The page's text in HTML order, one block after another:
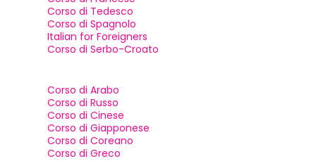
Corso di Tedesco
Corso di Spagnolo
Italian for Foreigners
Corso di Serbo-Croato
Corso di Arabo
Corso di Russo
Corso di Cinese
Corso di Giapponese
Corso di Coreano
Corso di Greco